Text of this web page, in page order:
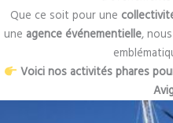
Que ce soit pour une
une agence événementielle,
Voici nos activités phares